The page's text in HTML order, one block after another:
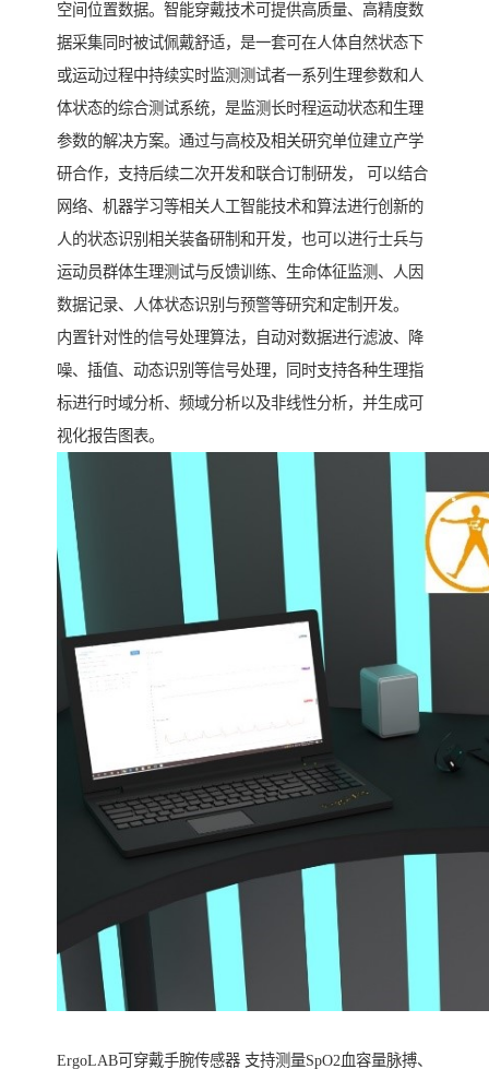
空间位置数据。智能穿戴技术可提供高质量、高精度数
据采集同时被试佩戴舒适，是一套可在人体自然状态下
或运动过程中持续实时监测测试者一系列生理参数和人
体状态的综合测试系统，是监测长时程运动状态和生理
参数的解决方案。通过与高校及相关研究单位建立产学
研合作，支持后续二次开发和联合订制研发， 可以结合
网络、机器学习等相关人工智能技术和算法进行创新的
人的状态识别相关装备研制和开发，也可以进行士兵与
运动员群体生理测试与反馈训练、生命体征监测、人因
数据记录、人体状态识别与预警等研究和定制开发。
内置针对性的信号处理算法，自动对数据进行滤波、降
噪、插值、动态识别等信号处理，同时支持各种生理指
标进行时域分析、频域分析以及非线性分析，并生成可
视化报告图表。
ErgoLAB可穿戴手腕传感器 支持测量SpO2血容量脉搏、